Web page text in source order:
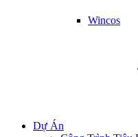
Wincos
Dự Án